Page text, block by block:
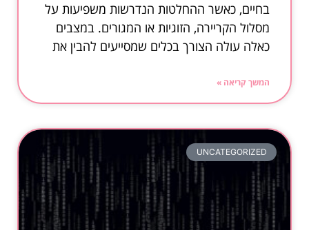
בחיים, כאשר ההחלטות הנדרשות משפיעות על
מסלול הקריירה, הזוגיות או המגורים. במצבים
כאלה עולה הצורך בכלים שמסייעים להבין את
המשך קריאה »
UNCATEGORIZED